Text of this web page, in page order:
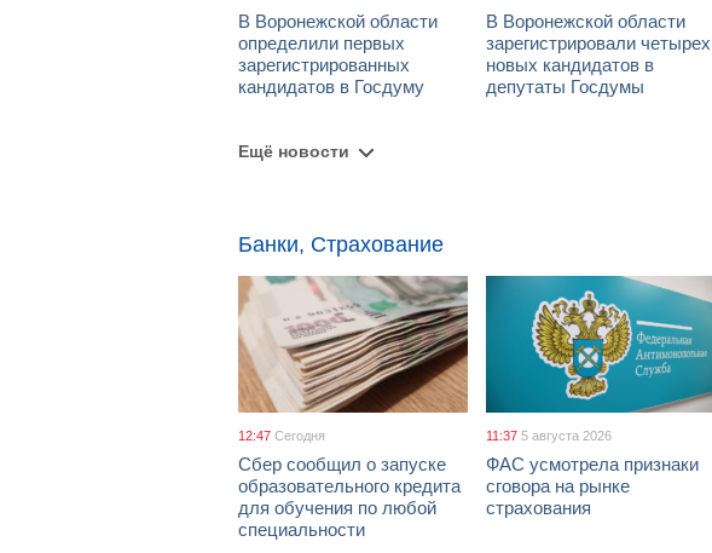
В Воронежской области
определили первых
зарегистрированных
кандидатов в Госдуму
В Воронежской области
зарегистрировали четырех
новых кандидатов в
депутаты Госдумы
Ещё новости
Банки, Страхование
12:47 Сегодня
Сбер сообщил о запуске
образовательного кредита
для обучения по любой
специальности
11:37 5 августа 2026
ФАС усмотрела признаки
сговора на рынке
страхования